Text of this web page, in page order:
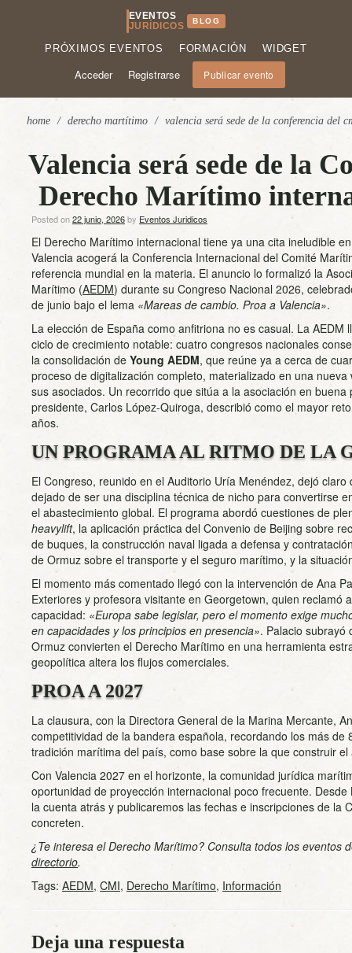
EVENTOS
JURÍDICOS
BLOG
PRÓXIMOS EVENTOS FORMACIÓN WIDGET
Acceder Registrarse Publicar evento
home / derecho martítimo / valencia será sede de la conferencia del
Valencia será sede de la
Derecho Marítimo
Posted on22 junio, 2026by Eventos Juridicos
El Derecho Marítimo internacional tiene ya una cita ineludible
Valencia acogerá la Conferencia Internacional del Comité
referencia mundial en la materia. El anuncio lo formalizó la
Marítimo (AEDM) durante su Congreso Nacional 2026,
de junio bajo el lema «Mareas de cambio. Proa a Valencia».
La elección de España como anfitriona no es casual. La AEDM
ciclo de crecimiento notable: cuatro congresos nacionales
la consolidación de Young AEDM, que reúne ya a cerca de
proceso de digitalización completo, materializado en una
sus asociados. Un recorrido que sitúa a la asociación en
presidente, Carlos López-Quiroga, describió como el mayor
años.
UN PROGRAMA AL RITMO DE LA
El Congreso, reunido en el Auditorio Uría Menéndez, dejó
dejado de ser una disciplina técnica de nicho para convertirse
el abastecimiento global. El programa abordó cuestiones de
heavylift, la aplicación práctica del Convenio de Beijing sobre
de buques, la construcción naval ligada a defensa y
de Ormuz sobre el transporte y el seguro marítimo, y la
El momento más comentado llegó con la intervención de Ana
Exteriores y profesora visitante en Georgetown, quien reclamó
capacidad: «Europa sabe legislar, pero el momento exige
en capacidades y los principios en presencia». Palacio subrayó
Ormuz convierten el Derecho Marítimo en una herramienta
geopolítica altera los flujos comerciales.
PROA A 2027
La clausura, con la Directora General de la Marina Mercante,
competitividad de la bandera española, recordando los más de
tradición marítima del país, como base sobre la que construir
Con Valencia 2027 en el horizonte, la comunidad jurídica
oportunidad de proyección internacional poco frecuente. Desde
la cuenta atrás y publicaremos las fechas e inscripciones de la
concreten.
¿Te interesa el Derecho Marítimo? Consulta todos los eventos
directorio.
Tags: AEDM, CMI, Derecho Marítimo, Información
Deja una respuesta